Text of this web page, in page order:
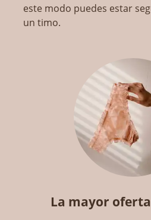
este modo puedes estar
un timo.
La mayor